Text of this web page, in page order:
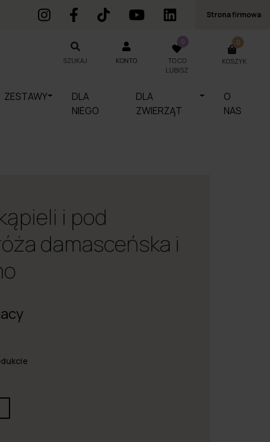
Strona firmowa
SZUKAJ KONTO
0
TO CO
LUBISZ
0
KOSZYK
ZESTAWY
DLA
NIEGO
DLA
ZWIERZĄT
O
NAS
SZUKAJ
i pod
damasceńska i